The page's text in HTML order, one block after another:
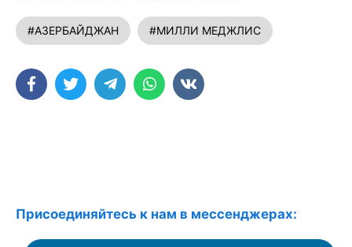
#АЗЕРБАЙДЖАН #МИЛЛИ МЕДЖЛИС
Присоединяйтесь к нам в мессенджерах: